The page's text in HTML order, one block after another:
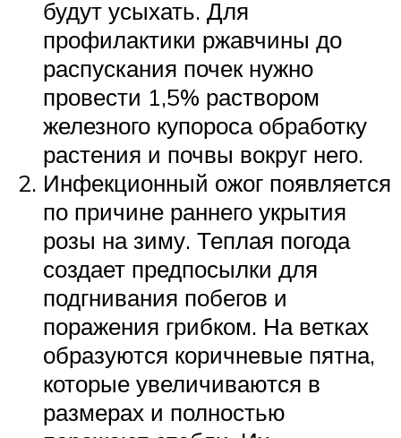
будут усыхать. Для
профилактики ржавчины до
распускания почек нужно
провести 1,5% раствором
железного купороса обработку
растения и почвы вокруг него.
Инфекционный ожог появляется
по причине раннего укрытия
розы на зиму. Теплая погода
создает предпосылки для
подгнивания побегов и
поражения грибком. На ветках
образуются коричневые пятна,
которые увеличиваются в
размерах и полностью